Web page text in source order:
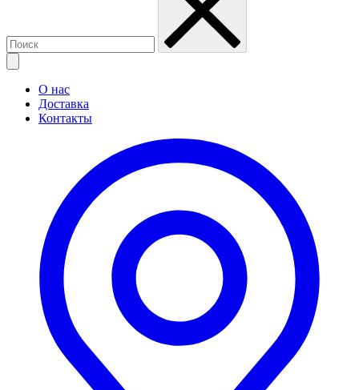
О нас
Доставка
Контакты